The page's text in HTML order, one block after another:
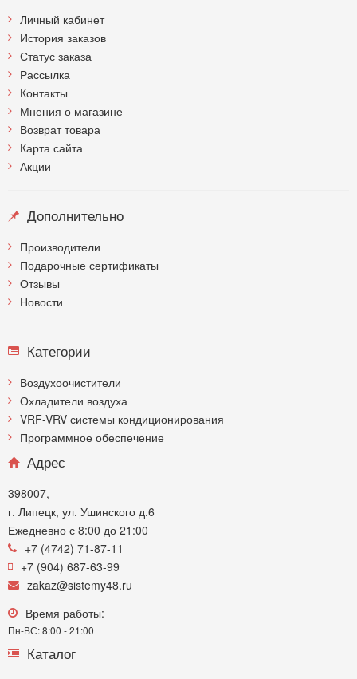
Личный кабинет
История заказов
Статус заказа
Рассылка
Контакты
Мнения о магазине
Возврат товара
Карта сайта
Акции
Дополнительно
Производители
Подарочные сертификаты
Отзывы
Новости
Категории
Воздухоочистители
Охладители воздуха
VRF-VRV системы кондиционирования
Программное обеспечение
Адрес
398007,
г. Липецк, ул. Ушинского д.6
Ежедневно с 8:00 до 21:00
+7 (4742) 71-87-11
+7 (904) 687-63-99
zakaz@sistemy48.ru
Время работы:
Пн-ВС: 8:00 - 21:00
Каталог